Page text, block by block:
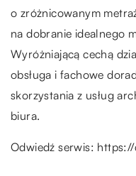
o zróżnicowanym
na dobranie idealnego
Wyróżniającą cechą
obsługa i fachowe
skorzystania z usług
biura.
Odwiedź serwis: